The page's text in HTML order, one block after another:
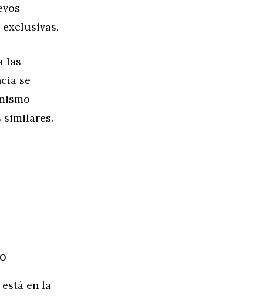
las
se
similares.
en la